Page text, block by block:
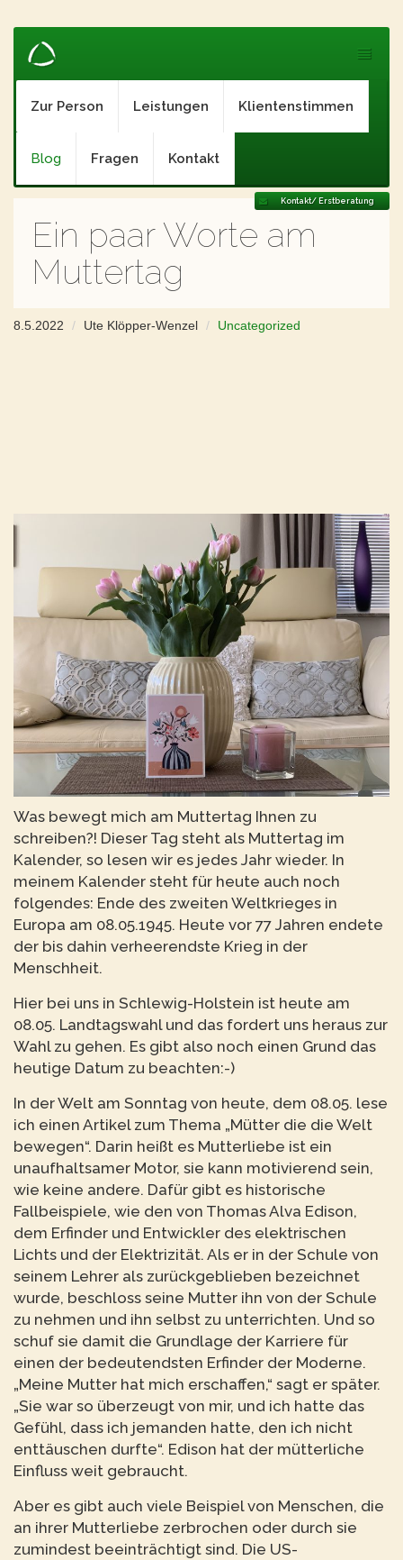
Zur Person Leistungen Klientenstimmen
Blog Fragen Kontakt
Kontakt/ Erstberatung
Ein paar Worte am
Muttertag
8.5.2022 Ute Klöpper-Wenzel Uncategorized
Was bewegt mich am Muttertag Ihnen zu
schreiben?! Dieser Tag steht als Muttertag im
Kalender, so lesen wir es jedes Jahr wieder. In
meinem Kalender steht für heute auch noch
folgendes: Ende des zweiten Weltkrieges in
Europa am 08.05.1945. Heute vor 77 Jahren endete
der bis dahin verheerendste Krieg in der
Menschheit.
Hier bei uns in Schlewig-Holstein ist heute am
08.05. Landtagswahl und das fordert uns heraus zur
Wahl zu gehen. Es gibt also noch einen Grund das
heutige Datum zu beachten:-)
In der Welt am Sonntag von heute, dem 08.05. lese
ich einen Artikel zum Thema „Mütter die die Welt
bewegen“. Darin heißt es Mutterliebe ist ein
unaufhaltsamer Motor, sie kann motivierend sein,
wie keine andere. Dafür gibt es historische
Fallbeispiele, wie den von Thomas Alva Edison,
dem Erfinder und Entwickler des elektrischen
Lichts und der Elektrizität. Als er in der Schule von
seinem Lehrer als zurückgeblieben bezeichnet
wurde, beschloss seine Mutter ihn von der Schule
zu nehmen und ihn selbst zu unterrichten. Und so
schuf sie damit die Grundlage der Karriere für
einen der bedeutendsten Erfinder der Moderne.
„Meine Mutter hat mich erschaffen,“ sagt er später.
„Sie war so überzeugt von mir, und ich hatte das
Gefühl, dass ich jemanden hatte, den ich nicht
enttäuschen durfte“. Edison hat der mütterliche
Einfluss weit gebraucht.
Aber es gibt auch viele Beispiel von Menschen, die
an ihrer Mutterliebe zerbrochen oder durch sie
zumindest beeinträchtigt sind. Die US-